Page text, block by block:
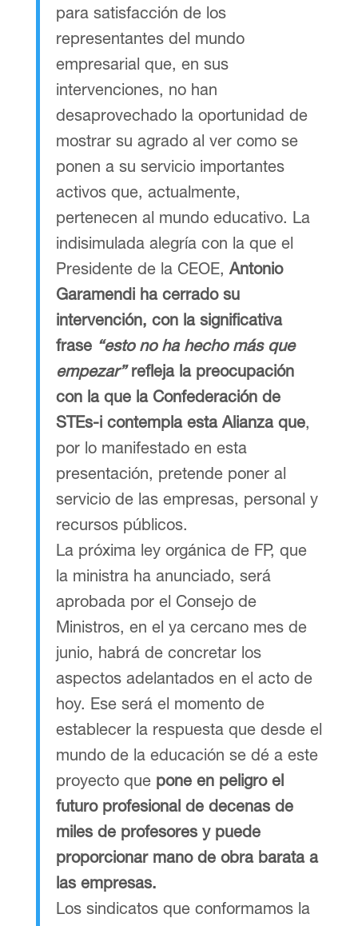
para satisfacción de los
representantes del mundo
empresarial que, en sus
intervenciones, no han
desaprovechado la oportunidad de
mostrar su agrado al ver como se
ponen a su servicio importantes
activos que, actualmente,
pertenecen al mundo educativo. La
indisimulada alegría con la que el
Presidente de la CEOE, Antonio
Garamendi ha cerrado su
intervención, con la significativa
frase “esto no ha hecho más que
empezar”refleja la preocupación
con la que la Confederación de
STEs-i contempla esta Alianza que,
por lo manifestado en esta
presentación, pretende poner al
servicio de las empresas, personal y
recursos públicos.
La próxima ley orgánica de FP, que
la ministra ha anunciado, será
aprobada por el Consejo de
Ministros, en el ya cercano mes de
junio, habrá de concretar los
aspectos adelantados en el acto de
hoy. Ese será el momento de
establecer la respuesta que desde el
mundo de la educación se dé a este
proyecto que pone en peligro el
futuro profesional de decenas de
miles de profesores y puede
proporcionar mano de obra barata a
las empresas.
Los sindicatos que conformamos la